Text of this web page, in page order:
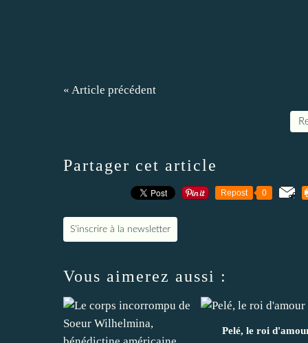
« Article précédent
Partager cet article
Repost 0
S'inscrire à la newsletter
Vous aimerez aussi :
Pelé, le roi